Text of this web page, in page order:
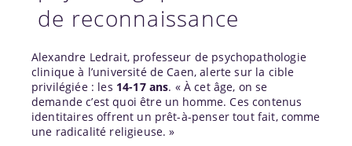
de reconnaissance
Alexandre Ledrait, professeur de psychopathologie
clinique à l’université de Caen, alerte sur la cible
privilégiée : les 14-17 ans. « À cet âge, on se
demande c’est quoi être un homme. Ces contenus
identitaires offrent un prêt-à-penser tout fait, comme
une radicalité religieuse. »